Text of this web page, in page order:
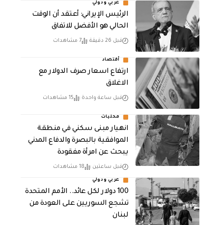
عربي ودولي
الرئيس الإيراني: أعتقد أن الوقت
الحالي هو الأفضل للاتفاق
قبل 26 دقيقة 7 مشاهدات
أقتصاد
ارتفاع اسعار صرف الدولار مع
الاغلاق
قبل ساعة واحدة 15 مشاهدات
محليات
انهيار مبنى سكني في منطقة
الموافقية بالبصرة والدفاع المدني
يبحث عن امرأة مفقودة
قبل ساعتين 18 مشاهدات
عربي ودولي
100 دولار لكل عائد.. الأمم المتحدة
تشجع السوريين على العودة من
لبنان